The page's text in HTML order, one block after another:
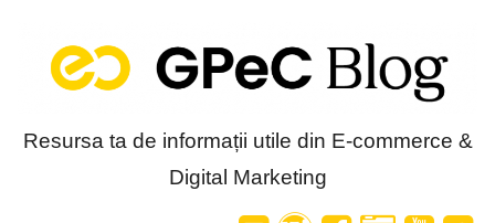
content
Blog-
Resursa ta de informații utile din E-commerce &
Digital Marketing